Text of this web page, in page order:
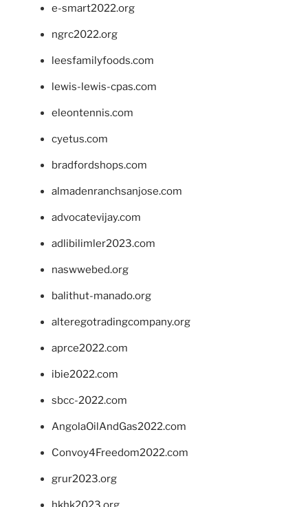
e-smart2022.org
ngrc2022.org
leesfamilyfoods.com
lewis-lewis-cpas.com
eleontennis.com
cyetus.com
bradfordshops.com
almadenranchsanjose.com
advocatevijay.com
adlibilimler2023.com
naswwebed.org
balithut-manado.org
alteregotradingcompany.org
aprce2022.com
ibie2022.com
sbcc-2022.com
AngolaOilAndGas2022.com
Convoy4Freedom2022.com
grur2023.org